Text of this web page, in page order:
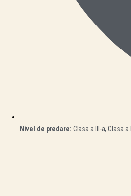
Nivel de predare: Clasa a III-a, Clasa a